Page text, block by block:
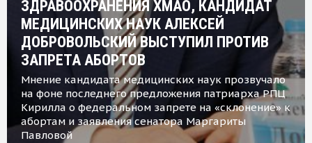
ЗДРАВООХРАНЕНИЯ ХМАО, КАНДИДАТ
МЕДИЦИНСКИХ НАУК АЛЕКСЕЙ
ДОБРОВОЛЬСКИЙ ВЫСТУПИЛ ПРОТИВ
ЗАПРЕТА АБОРТОВ
Мнение кандидата медицинских наук прозвучало
на фоне последнего предложения патриарха РПЦ
Кирилла о федеральном запрете на «склонение» к
абортам и заявления сенатора Маргариты
Павловой